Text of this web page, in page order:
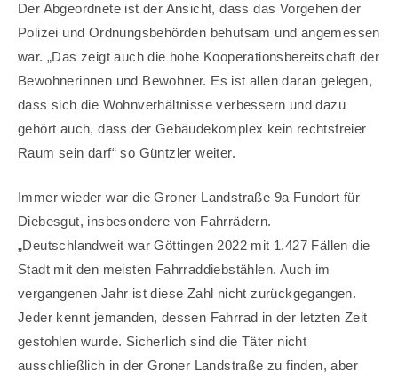
Der Abgeordnete ist der Ansicht, dass das Vorgehen der
Polizei und Ordnungsbehörden behutsam und angemessen
war. „Das zeigt auch die hohe Kooperationsbereitschaft der
Bewohnerinnen und Bewohner. Es ist allen daran gelegen,
dass sich die Wohnverhältnisse verbessern und dazu
gehört auch, dass der Gebäudekomplex kein rechtsfreier
Raum sein darf“ so Güntzler weiter.
Immer wieder war die Groner Landstraße 9a Fundort für
Diebesgut, insbesondere von Fahrrädern.
„Deutschlandweit war Göttingen 2022 mit 1.427 Fällen die
Stadt mit den meisten Fahrraddiebstählen. Auch im
vergangenen Jahr ist diese Zahl nicht zurückgegangen.
Jeder kennt jemanden, dessen Fahrrad in der letzten Zeit
gestohlen wurde. Sicherlich sind die Täter nicht
ausschließlich in der Groner Landstraße zu finden, aber